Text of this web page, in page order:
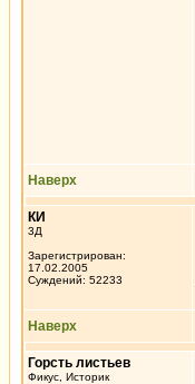
Наверх
КИ
3Д
Зарегистрирован:
17.02.2005
Суждений: 52233
Наверх
Горсть листьев
Фикус, Историк